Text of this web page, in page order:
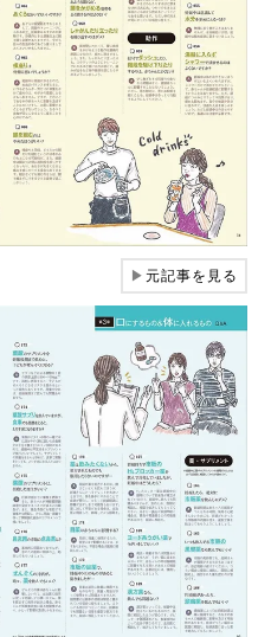
▶元記事を見る